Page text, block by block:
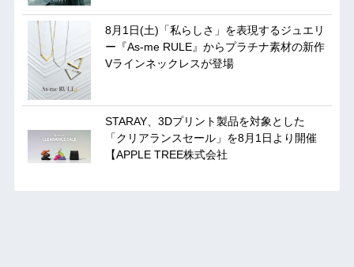
8月1日(土)「私らしさ」を表現するジュエリ
ー『As-me RULE』からプラチナ素材の新作
Vラインネックレスが登場
STARAY、3Dプリント製品を対象とした
「クリアランスセール」を8月1日より開催
【APPLE TREE株式会社